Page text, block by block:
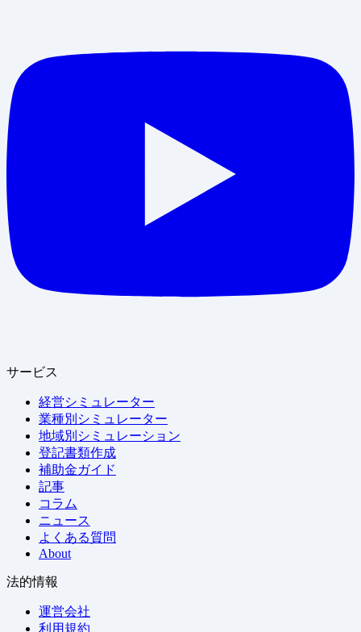
サービス
経営シミュレーター
業種別シミュレーター
地域別シミュレーション
登記書類作成
補助金ガイド
記事
コラム
ニュース
よくある質問
About
法的情報
運営会社
利用規約